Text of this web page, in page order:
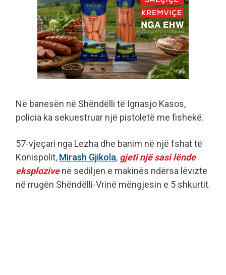
Në banesën në Shëndëlli të Ignasjo Kasos,
policia ka sekuestruar një pistoletë me fishekë.
57-vjeçari nga Lezha dhe banim në një fshat të
Konispolit, Mirash Gjikola, gjeti një sasi lënde
eksplozivenë sediljen e makinës ndërsa lëvizte
në rrugën Shëndëlli-Vrinë mëngjesin e 5 shkurtit.